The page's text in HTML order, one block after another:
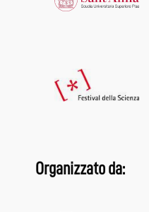
Organizzato da: